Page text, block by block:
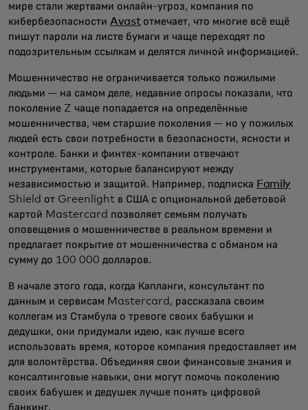
мире стали жертвами онлайн-угроз, компания по
кибербезопасности Avastотмечает, что многие всё ещё
пишут пароли на листе бумаги и чаще переходят по
подозрительным ссылкам и делятся личной информацией.
Мошенничество не ограничивается только пожилыми
людьми — на самом деле, недавние опросы показали, что
поколение Z чаще попадается на определённые
мошенничества, чем старшие поколения — но у пожилых
людей есть свои потребности в безопасности, ясности и
контроле. Банки и финтех-компании отвечают
инструментами, которые балансируют между
независимостью и защитой. Например, подписка Family
Shield от Greenlight в США с опциональной дебетовой
картой Mastercard позволяет семьям получать
оповещения о мошенничестве в реальном времени и
предлагает покрытие от мошенничества с обманом на
сумму до 100 000 долларов.
В начале этого года, когда Капланги, консультант по
данным и сервисам Mastercard, рассказала своим
коллегам из Стамбула о тревоге своих бабушки и
дедушки, они придумали идею, как лучше всего
использовать время, которое компания предоставляет им
для волонтёрства. Объединяя свои финансовые знания и
консалтинговые навыки, они могут помочь поколению
своих бабушек и дедушек лучше понять цифровой
банкинг.